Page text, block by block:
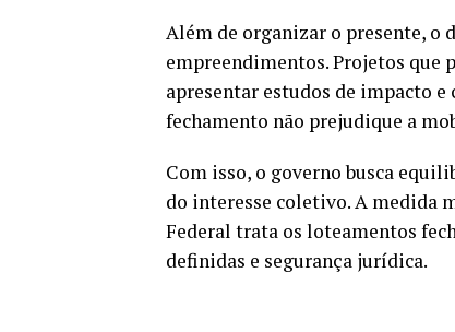
Além de organizar o presente, o
empreendimentos. Projetos que
apresentar estudos de impacto
fechamento não prejudique a
Com isso, o governo busca
do interesse coletivo. A medida
Federal trata os loteamentos
definidas e segurança jurídica.